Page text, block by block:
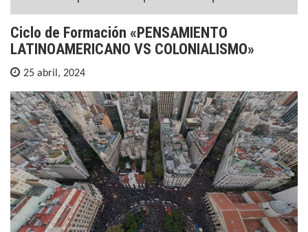
Ciclo de Formación «PENSAMIENTO
LATINOAMERICANO VS COLONIALISMO»
25 abril, 2024